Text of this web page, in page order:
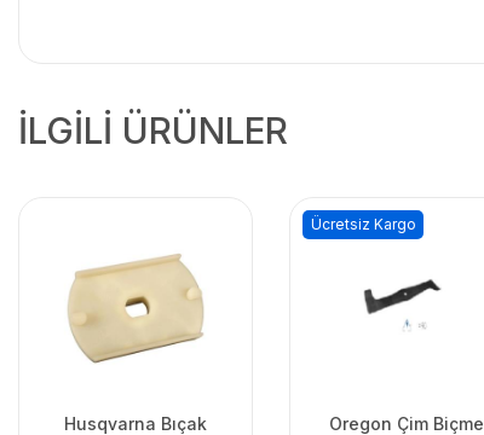
İLGİLİ ÜRÜNLER
Husqvarna Bıçak
Oregon Çim Biçme
Ücretsiz Kargo